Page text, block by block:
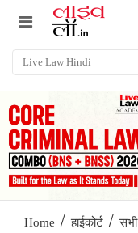
Home / हाईकोर्ट / सभी